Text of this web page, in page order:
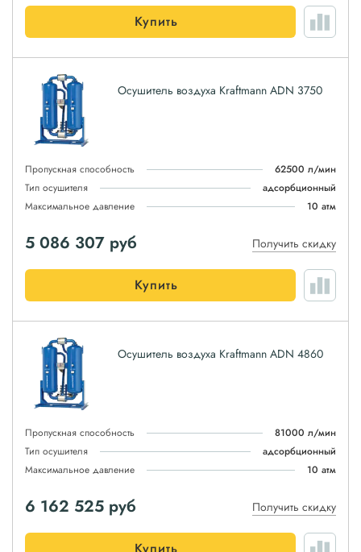
Купить
Осушитель воздуха Kraftmann ADN 3750
Пропускная способность
62500 л/мин
Тип осушителя
адсорбционный
Максимальное давление
10 атм
5 086 307 руб Получить скидку
Купить
Осушитель воздуха Kraftmann ADN 4860
Пропускная способность
81000 л/мин
Тип осушителя
адсорбционный
Максимальное давление
10 атм
6 162 525 руб Получить скидку